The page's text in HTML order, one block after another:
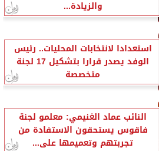
والزيادة...
استعدادا لانتخابات المحليات.. رئيس
الوفد يصدر قرارا بتشكيل 17 لجنة
متخصصة
النائب عماد الغنيمي: معلمو لجنة
فاقوس يستحقون الاستفادة من
تجربتهم وتعميمها على...